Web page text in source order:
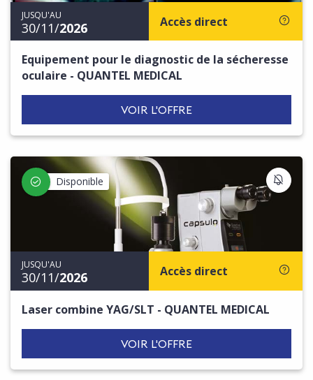
JUSQU'AU
30/11/2026 Accès direct
Equipement pour le diagnostic de la sécheresse
oculaire - QUANTEL MEDICAL
VOIR L'OFFRE
Disponible
JUSQU'AU
30/11/2026 Accès direct
Laser combine YAG/SLT - QUANTEL MEDICAL
VOIR L'OFFRE